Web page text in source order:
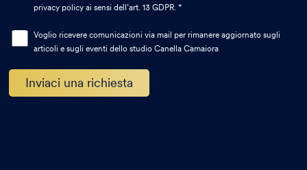
privacy policy ai sensi dell’art. 13 GDPR. *
Voglio ricevere comunicazioni via mail per rimanere aggiornato sugli
articoli e sugli eventi dello studio Canella Camaiora